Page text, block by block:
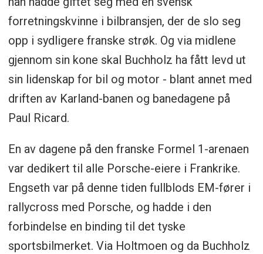
forretningskvinne i bilbransjen, der de slo seg
opp i sydligere franske strøk. Og via midlene
gjennom sin kone skal Buchholz ha fått levd ut
sin lidenskap for bil og motor - blant annet med
driften av Karland-banen og banedagene på
Paul Ricard.
En av dagene på den franske Formel 1-arenaen
var dedikert til alle Porsche-eiere i Frankrike.
Engseth var på denne tiden fullblods EM-fører i
rallycross med Porsche, og hadde i den
forbindelse en binding til det tyske
sportsbilmerket. Via Holtmoen og da Buchholz